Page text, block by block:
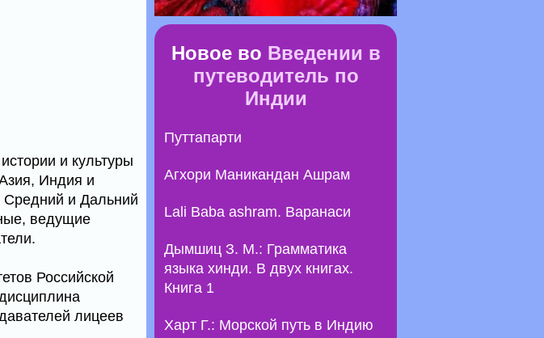
и культуры
Индия и
Средний и Дальний
ведущие
Российской
лицеев
Новое во Введении в
путеводитель по
Индии
Путтапарти
Агхори Маникандан Ашрам
Lali Baba ashram. Варанаси
Дымшиц З. М.: Грамматика
языка хинди. В двух книгах.
Книга 1
Харт Г.: Морской путь в Индию